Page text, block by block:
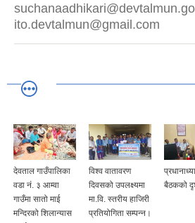
ito.devtalmun@gmail.com
देवताल गाउँपालिका
वडा नं. ३ आम्वा
गाउँमा सातो माई
मन्दिरको शिलान्यास
विश्व वातावरण
दिवसको उपलक्ष्यमा
मा.वि. स्तरीय हाजिरी
प्रतियोगिता सम्पन्न।
बैठकको